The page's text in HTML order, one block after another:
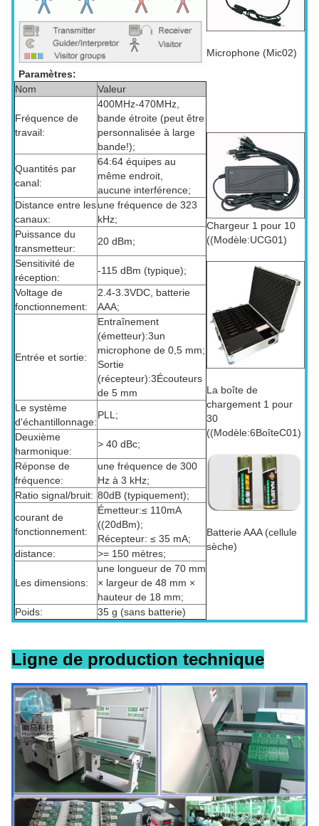
Microphone (Mic02)
Paramètres:
Nom
Valeur
Fréquence de
travail:
400MHz-470MHz,
bande étroite (peut être
personnalisée à large
bande!);
Quantités par
canal:
64:64 équipes au
même endroit,
aucune interférence;
Distance entre les
canaux:
une fréquence de 323
kHz;
Puissance du
transmetteur:
20 dBm;
Sensitivité de
réception:
-115 dBm (typique);
Voltage de
fonctionnement:
2.4-3.3VDC, batterie
AAA;
Entrée et sortie:
Entraînement
(émetteur):3un
microphone de 0,5 mm;
Sortie
(récepteur):3Écouteurs
de 5 mm
Le système
d'échantillonnage:
PLL;
Deuxième
harmonique:
> 40 dBc;
Réponse de
fréquence:
une fréquence de 300
Hz à 3 kHz;
Ratio signal/bruit: 80dB (typiquement);
courant de
fonctionnement:
Émetteur:≤ 110mA
((20dBm);
Récepteur: ≤ 35 mA;
distance:
>= 150 mètres;
Les dimensions:
une longueur de 70 mm
× largeur de 48 mm ×
hauteur de 18 mm;
Poids:
35 g (sans batterie)
Chargeur 1 pour 10
((Modèle:UCG01)
La boîte de
chargement 1 pour
30
((Modèle:6BoîteC01)
Batterie AAA (cellule
sèche)
Ligne de production technique